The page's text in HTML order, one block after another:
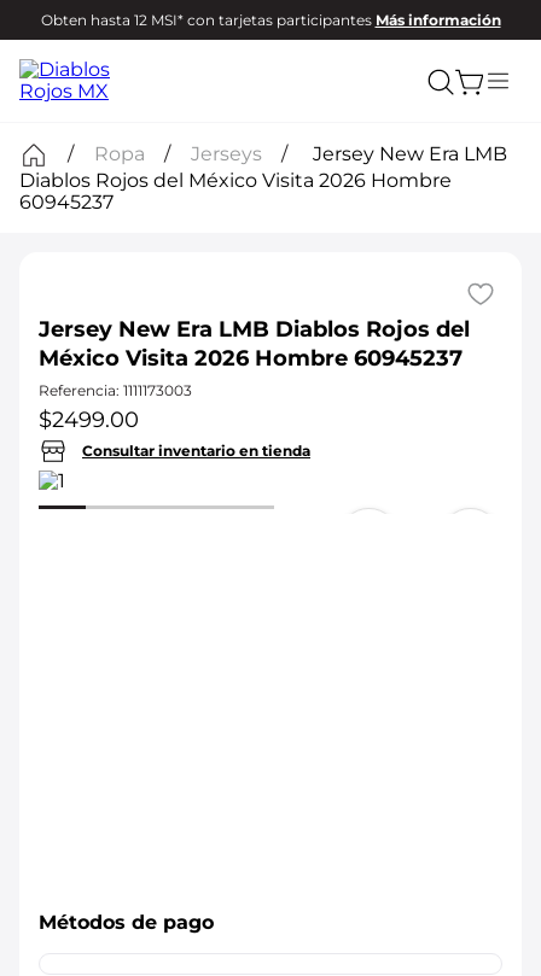
Obten hasta 12 MSI* con tarjetas participantes Más información
Ropa Jerseys
Jersey New Era LMB
Diablos Rojos del México Visita 2026 Hombre
60945237
Jersey New Era LMB Diablos Rojos del
México Visita 2026 Hombre 60945237
Referencia: 1111173003
$2499.00
Consultar inventario en tienda
Métodos de pago